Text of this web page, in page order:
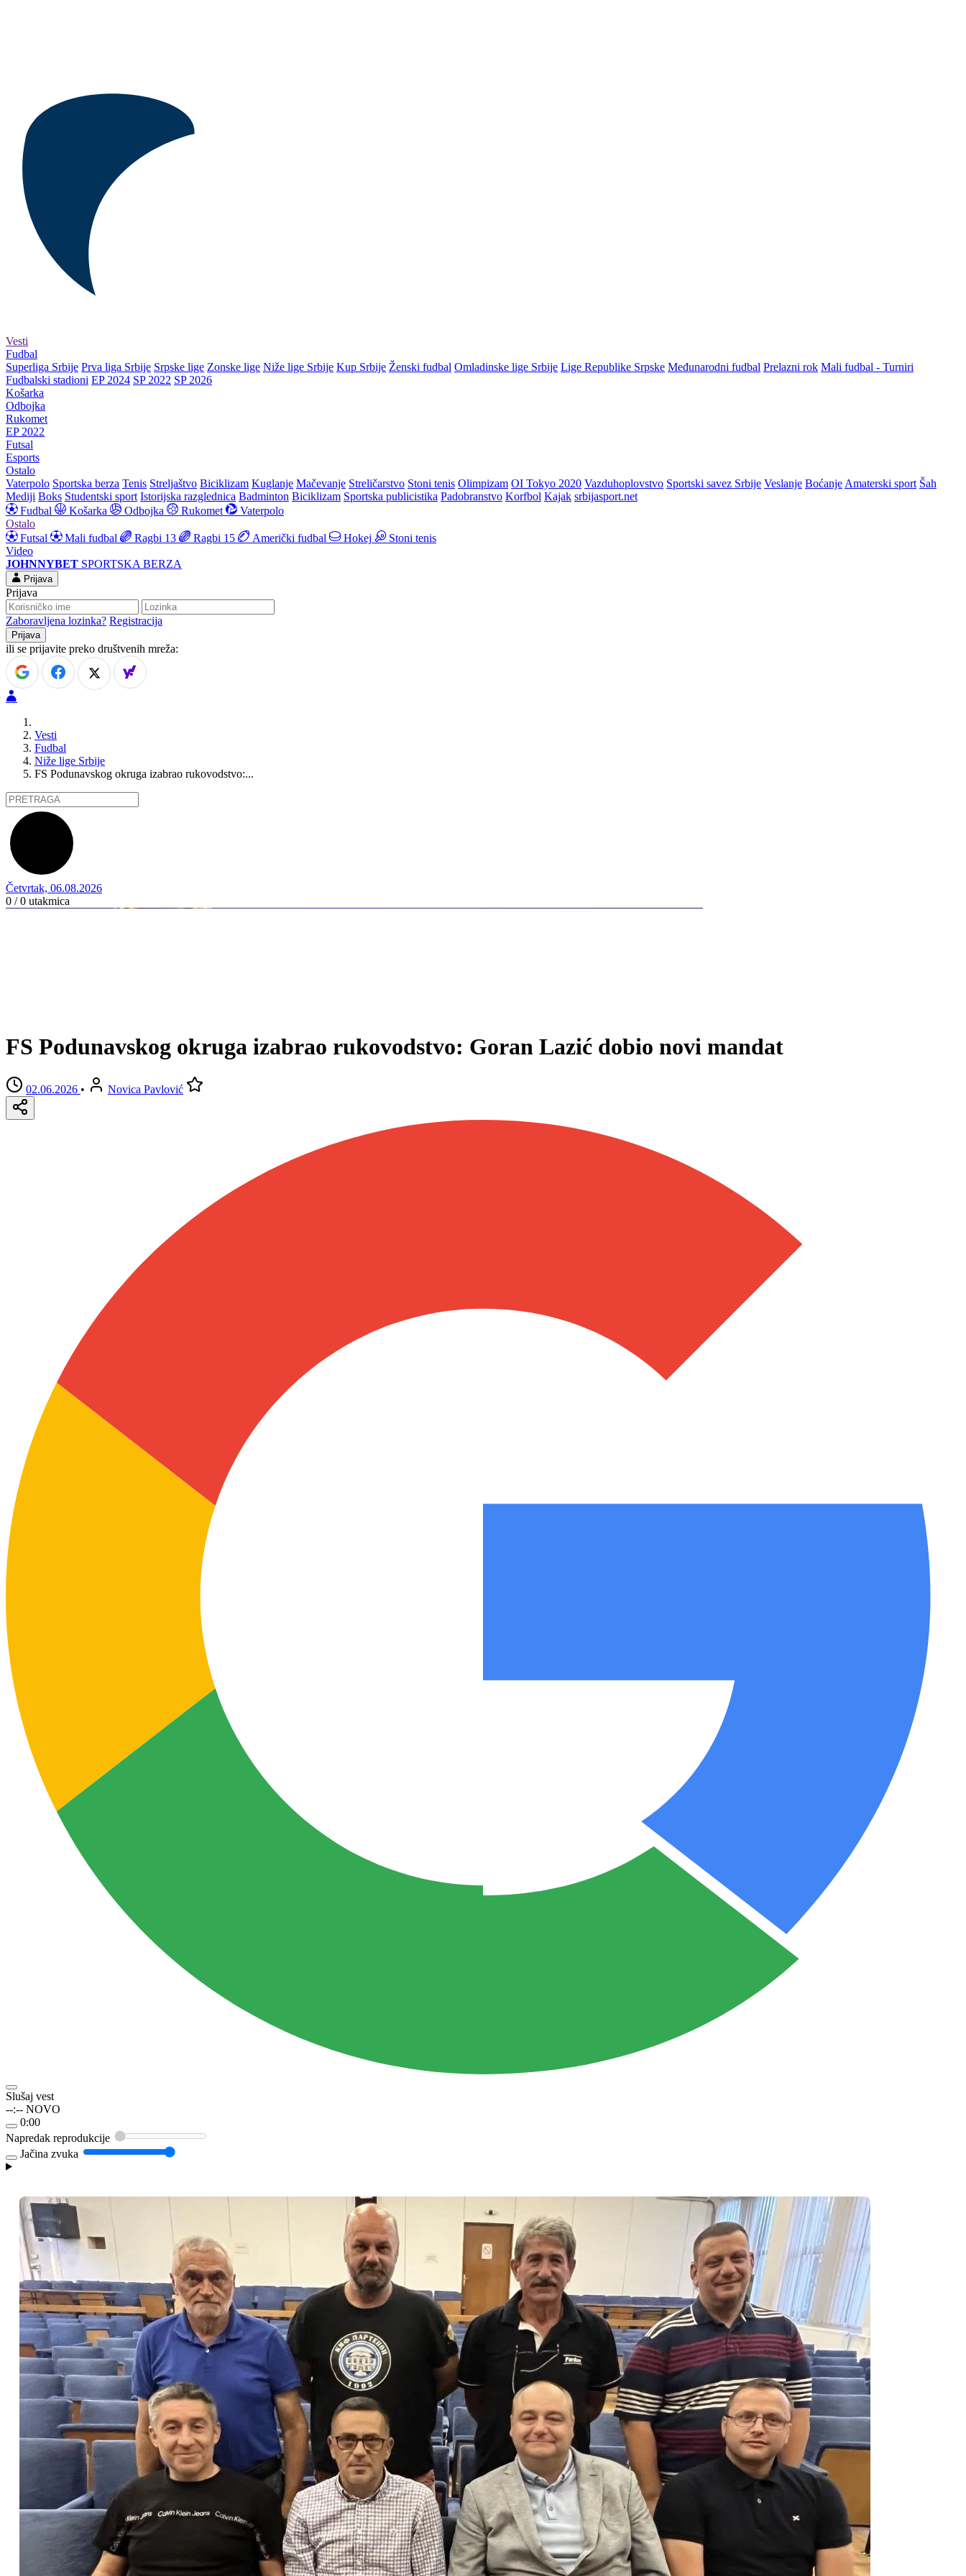
Vesti
Fudbal
Superliga Srbije Prva liga Srbije Srpske lige Zonske lige Niže lige Srbije Kup Srbije Ženski fudbal Omladinske lige Srbije Lige Republike Srpske Međunarodni fudbal Prelazni rok Mali fudbal - Turniri
Fudbalski stadioni EP 2024 SP 2022 SP 2026
Košarka
Odbojka
Rukomet
EP 2022
Futsal
Esports
Ostalo
Vaterpolo Sportska berza Tenis Streljaštvo Biciklizam Kuglanje Mačevanje Streličarstvo Stoni tenis Olimpizam OI Tokyo 2020 Vazduhoplovstvo Sportski savez Srbije Veslanje Boćanje Amaterski sport Šah
Mediji Boks Studentski sport Istorijska razglednica Badminton Biciklizam Sportska publicistika Padobranstvo Korfbol Kajak srbijasport.net
Fudbal
Košarka Odbojka Rukomet
Vaterpolo
Ostalo
Futsal
Mali fudbal Ragbi 13 Ragbi 15 Američki fudbal Hokej
Stoni tenis
Video
JOHNNYBET SPORTSKA BERZA
Prijava
Prijava
Zaboravljena lozinka? Registracija
ili se prijavite preko društvenih mreža:
Vesti
Fudbal
Niže lige Srbije
FS Podunavskog okruga izabrao rukovodstvo:...
Četvrtak, 06.08.2026
0 / 0 utakmica
FS Podunavskog okruga izabrao rukovodstvo: Goran Lazić dobio novi mandat
02.06.2026 • Novica Pavlović
Slušaj vest
--:-- NOVO
0:00
Napredak reprodukcije
Jačina zvuka